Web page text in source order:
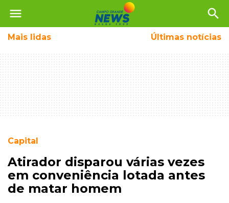
menu search
Mais lidas Últimas notícias
Capital
Atirador disparou várias vezes
em conveniência lotada antes
de matar homem